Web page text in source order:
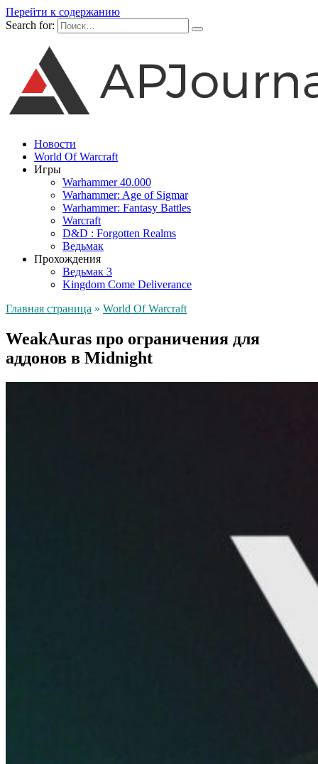
Перейти к содержанию
Search for:
Новости
World Of Warcraft
Игры
Warhammer 40.000
Warhammer: Age of Sigmar
Warhammer: Fantasy Battles
Warcraft
D&D : Forgotten Realms
Ведьмак
Прохождения
Ведьмак 3
Kingdom Come Deliverance
Главная страница » World Of Warcraft
WeakAuras про ограничения для
аддонов в Midnight